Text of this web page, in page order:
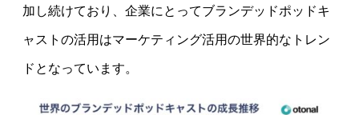
加し続けており、企業にとってブランデッドポッドキ
ャストの活用はマーケティング活用の世界的なトレン
ドとなっています。